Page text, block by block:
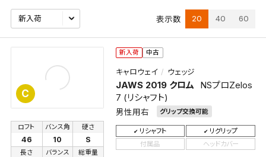
表示数 20 40 60
C
新入荷 中古
キャロウェイ ウェッジ
JAWS 2019 クロム
NSプロZelos
7 (リシャフト)
男性用右 グリップ交換可能
ロフト
46
バンス角
10
硬さ
S
長さ バランス 総重量
リシャフト
リグリップ
付属品
ヘッドカバー